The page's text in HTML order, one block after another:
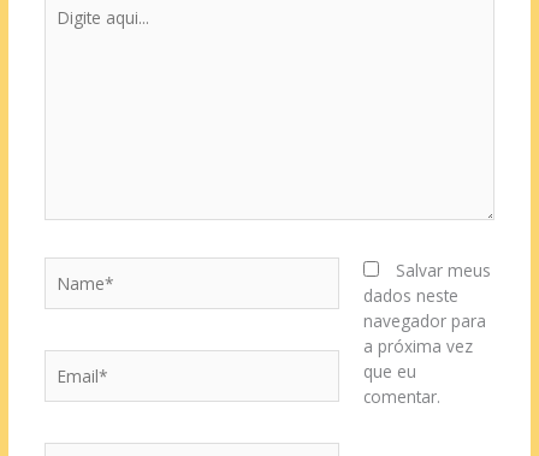
aqui...
Salvar meus
dados neste
navegador para
a próxima vez
que eu
comentar.